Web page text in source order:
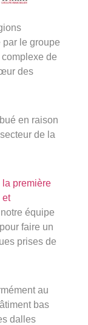
par le groupe
de
des
en raison
de la
la première
et
notre équipe
faire un
prises de
au
bas
dalles